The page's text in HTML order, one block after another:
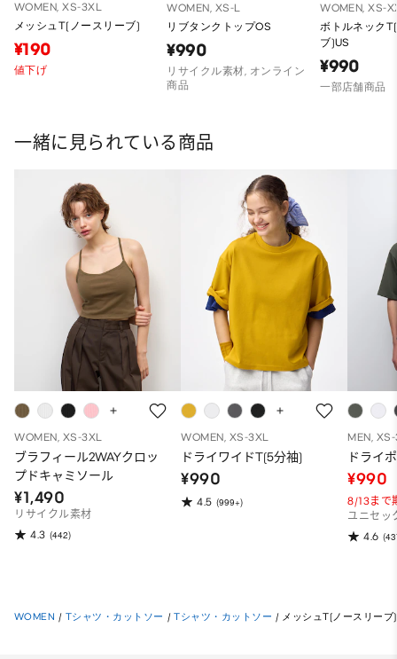
WOMEN, XS-3XL
メッシュT(ノースリーブ)
¥190
値下げ
WOMEN, XS-L
リブタンクトップOS
¥990
リサイクル素材, オンライン
商品
WOMEN, XS-
ボトルネック
ブ)US
¥990
一部店舗商品
一緒に見られている商品
WOMEN, XS-3XL
ブラフィール2WAYクロッ
プドキャミソール
¥1,490
リサイクル素材
4.3 (442)
WOMEN, XS-3XL
ドライワイドT(5分袖)
¥990
4.5 (999+)
MEN,
ドライ
¥990
8/13まで
ユニセッ
4.6
WOMEN / Tシャツ・カットソー / Tシャツ・カットソー / メッシュT(ノースリーブ)